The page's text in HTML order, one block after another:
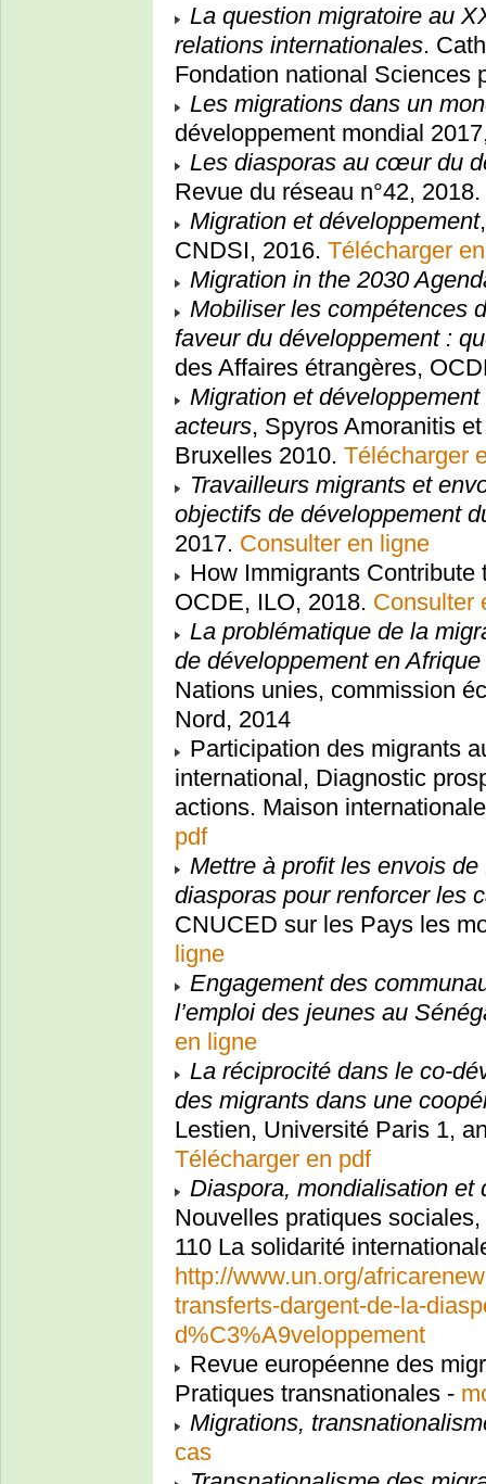
La question migratoire au
relations internationales.
Fondation national Sciences
Les migrations dans un
développement mondial
Les diasporas au cœur du
Revue du réseau n°42, 2018.
Migration et développement
CNDSI, 2016. Télécharger
Migration in the 2030
Mobiliser les compétences
faveur du développement :
des Affaires étrangères,
Migration et
acteurs, Spyros Amoranitis
Bruxelles 2010. Télécharger
Travailleurs migrants et
objectifs de développement
2017. Consulter en ligne
How Immigrants Contribute
OCDE, ILO, 2018. Consulter
La problématique de la
de développement en
Nations unies, commission
Nord, 2014
Participation des migrants
international, Diagnostic
actions. Maison
pdf
Mettre à profit les envois
diasporas pour renforcer les
CNUCED sur les Pays les
ligne
Engagement des
l’emploi des jeunes au
en ligne
La réciprocité dans le co-
des migrants dans une
Lestien, Université Paris 1,
Télécharger en pdf
Diaspora, mondialisation et
Nouvelles pratiques
110 La solidarité
http://www.un.org/
transferts-dargent-de-la-
d%C3%A9veloppement
Revue européenne des
Pratiques transnationales -
Migrations,
cas